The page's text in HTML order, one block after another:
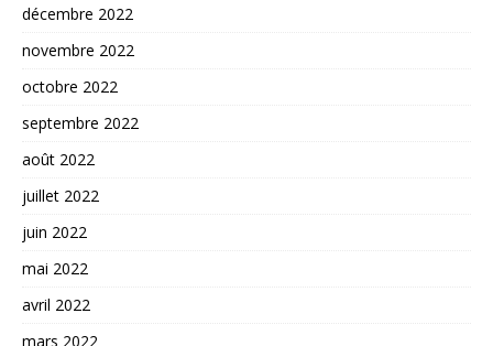
décembre 2022
novembre 2022
octobre 2022
septembre 2022
août 2022
juillet 2022
juin 2022
mai 2022
avril 2022
mars 2022